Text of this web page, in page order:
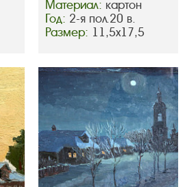
Материал: картон
Год: 2-я пол.20 в.
Размер: 11,5х17,5